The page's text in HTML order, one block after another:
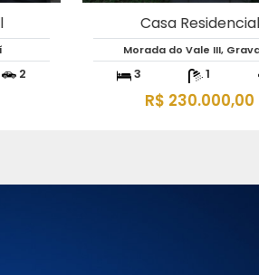
Pompilio Gomes, Glorinha
2